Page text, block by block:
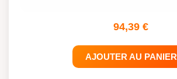
94,39 €
AJOUTER AU PANIER